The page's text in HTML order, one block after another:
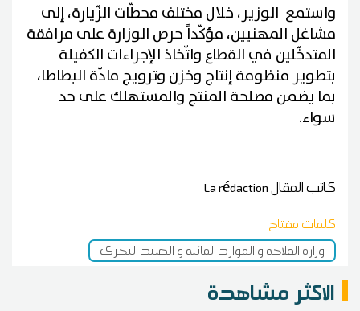
واستمع الوزير، خلال مختلف محطّات الزّيارة، إلى
مشاغل المهنيين، مؤكّداً حرص الوزارة على مرافقة
المتدخّلين في القطاع واتّخاذ الإجراءات الكفيلة
بتطوير منظومة إنتاج وخزن وترويج مادّة البطاطا،
بما يضمن مصلحة المنتج والمستهلك على حد
سواء.
كاتب المقالLa rédaction
كلمات مفتاح
وزارة الفلاحة و الموارد المائية و الصيد البحري
الاكثر مشاهدة